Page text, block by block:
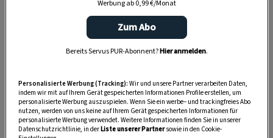
SPEICHERN DRUCKEN
Werbung ab 0,99 €/Monat
Zum Abo
Bereits Servus PUR-Abonnent?Hier anmelden.
Personalisierte Werbung (Tracking): Wir und unsere Partner verarbeiten Daten,
indem wir mit auf Ihrem Gerät gespeicherten Informationen Profile erstellen, um
personalisierte Werbung auszuspielen. Wenn Sie ein werbe– und trackingfreies Abo
nutzen, werden von uns keine auf Ihrem Gerät gespeicherten Informationen für
personalisierte Werbung verwendet. Weitere Informationen finden Sie in unserer
Datenschutzrichtlinie, in derListe unserer Partnersowie in den Cookie-